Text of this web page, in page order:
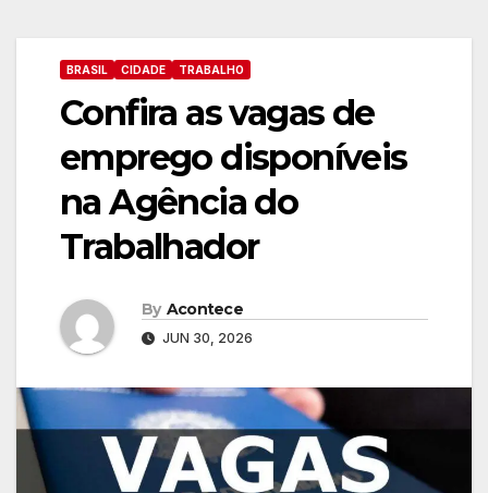
BRASIL CIDADE TRABALHO
Confira as vagas de
emprego disponíveis
na Agência do
Trabalhador
By Acontece
JUN 30, 2026